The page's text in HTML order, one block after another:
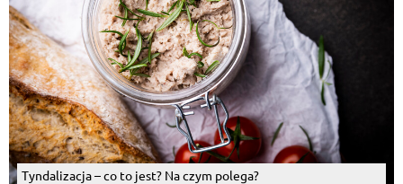
Tyndalizacja – co to jest? Na czym polega?